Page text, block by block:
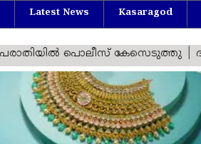
Latest News Kasaragod